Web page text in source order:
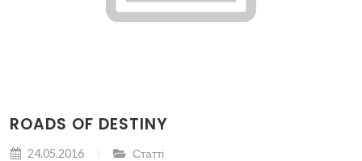
ROADS OF DESTINY
24.05.2016 Статті